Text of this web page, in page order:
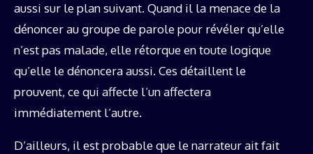
aussi sur le plan suivant. Quand il la menace de la
dénoncer au groupe de parole pour révéler qu’elle
n’est pas malade, elle rétorque en toute logique
qu’elle le dénoncera aussi. Ces détaillent le
prouvent, ce qui affecte l’un affectera
immédiatement l’autre.
D’ailleurs, il est probable que le narrateur ait fait